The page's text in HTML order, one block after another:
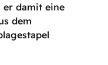
er damit eine
dem